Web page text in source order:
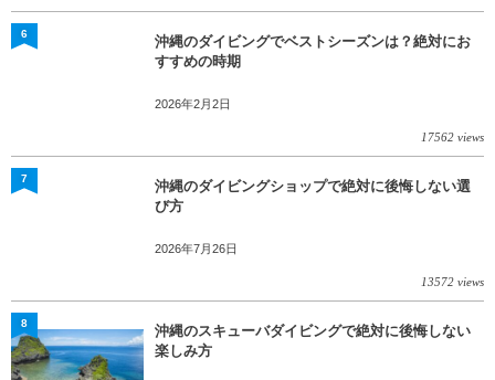
沖縄のダイビングでベストシーズンは？絶対にお
すすめの時期
2026年2月2日
17562 views
6
沖縄のダイビングショップで絶対に後悔しない選
び方
2026年7月26日
13572 views
7
沖縄のスキューバダイビングで絶対に後悔しない
楽しみ方
8